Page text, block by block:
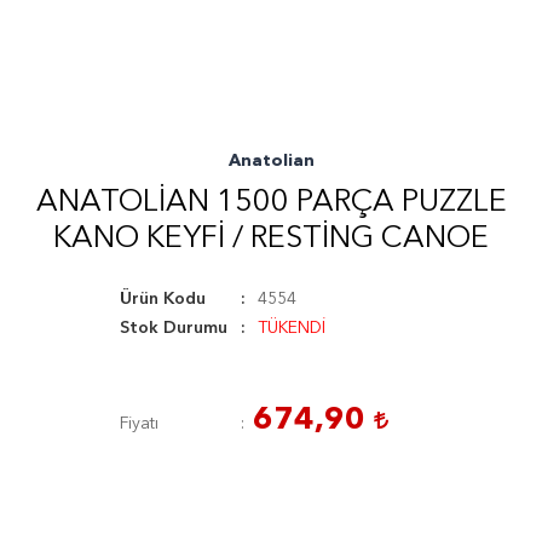
Anatolian
ANATOLIAN 1500 PARÇA PUZZLE
KANO KEYFI / RESTING CANOE
Ürün Kodu
4554
Stok Durumu
TÜKENDİ
Fiyatı 674,90